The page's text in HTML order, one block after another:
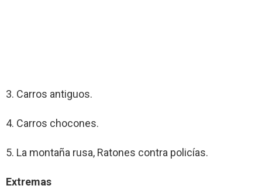
3. Carros antiguos.
4. Carros chocones.
5. La montaña rusa, Ratones contra policías.
Extremas